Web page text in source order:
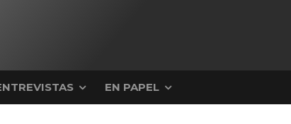
EN PAPEL